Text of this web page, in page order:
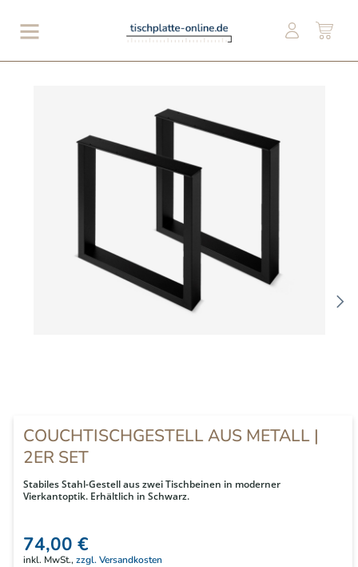
COUCHTISCHGESTELL AUS METALL |
2ER SET
Stabiles Stahl-Gestell aus zwei Tischbeinen in moderner
Vierkantoptik. Erhältlich in Schwarz.
74,00 €
inkl. MwSt.,zzgl. Versandkosten